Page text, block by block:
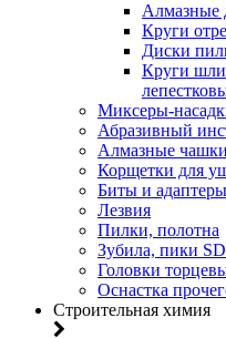
Алмазные
Круги
Диски
Круги
Миксеры-
Абразивный
Алмазные чашки
Корщетки для
Биты и
Лезвия
Пилки, полотна
Зубила, пики
Головки
Оснастка
Строительная химия